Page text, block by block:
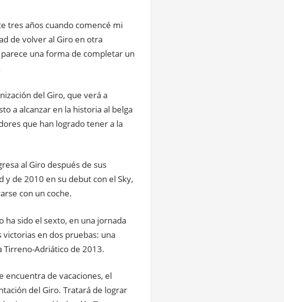
tres años cuando comencé mi
de volver al Giro en otra
una forma de completar un
del Giro, que verá a
a alcanzar en la historia al belga
que han logrado tener a la
al Giro después de sus
de 2010 en su debut con el Sky,
con un coche.
ha sido el sexto, en una jornada
en dos pruebas: una
Tirreno-Adriático de 2013.
encuentra de vacaciones, el
del Giro. Tratará de lograr